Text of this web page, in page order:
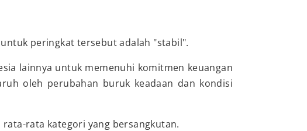
untuk peringkat tersebut adalah "stabil".
lainnya untuk memenuhi komitmen keuangan
oleh perubahan buruk keadaan dan kondisi
rata kategori yang bersangkutan.